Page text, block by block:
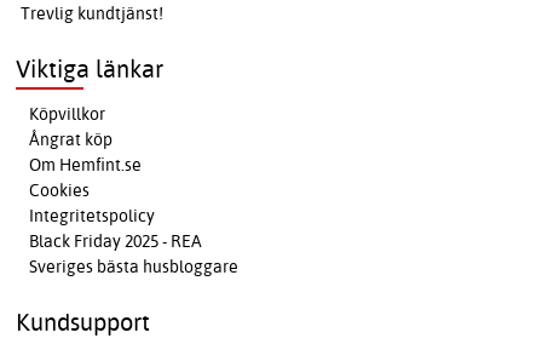
Trevlig kundtjänst!
Viktiga länkar
Köpvillkor
Ångrat köp
Om Hemfint.se
Cookies
Integritetspolicy
Black Friday 2025 - REA
Sveriges bästa husbloggare
Kundsupport